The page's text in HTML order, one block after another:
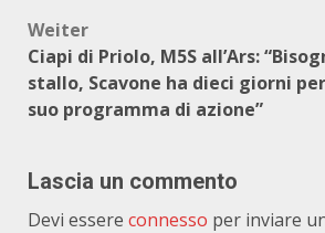
Weiter
Ciapi di Priolo, M5S all’Ars:
stallo, Scavone ha dieci giorni
suo programma di azione”
Lascia un commento
Devi essere connesso per inviare